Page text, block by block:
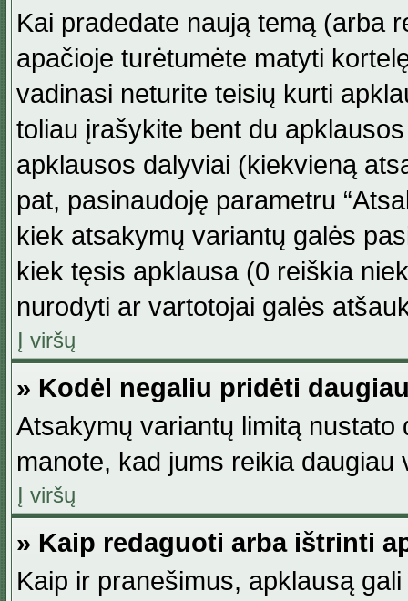
Kai pradedate naują temą (arba
apačioje turėtumėte matyti
vadinasi neturite teisių kurti
toliau įrašykite bent du
apklausos dalyviai (kiekvieną
pat, pasinaudoję parametru
kiek atsakymų variantų galės
kiek tęsis apklausa (0 reiškia
nurodyti ar vartotojai galės
Į viršų
» Kodėl negaliu pridėti
Atsakymų variantų limitą
manote, kad jums reikia daugiau
Į viršų
» Kaip redaguoti arba ištrinti
Kaip ir pranešimus, apklausą